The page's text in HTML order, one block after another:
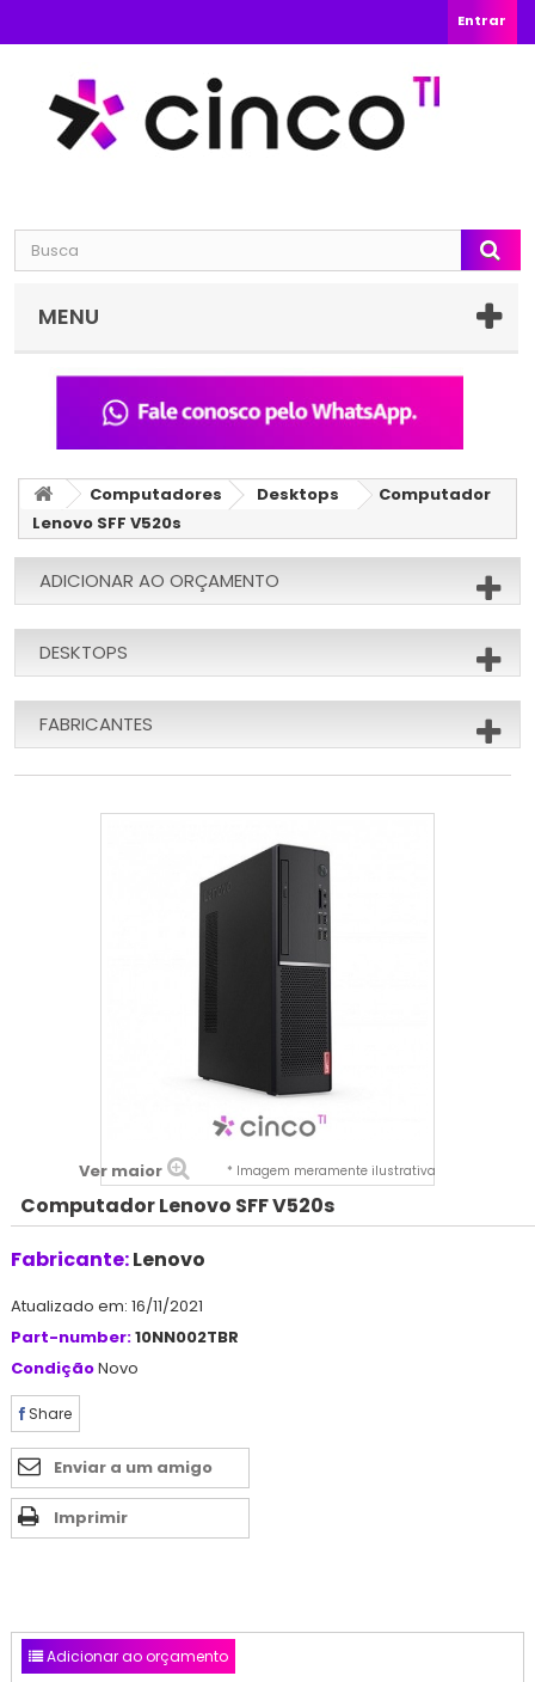
Entrar
MENU
Computadores Desktops
Computador
Lenovo SFF V520s
ADICIONAR AO ORÇAMENTO
DESKTOPS
FABRICANTES
Ver maior * Imagem meramente ilustrativa
Computador Lenovo SFF V520s
Fabricante:Lenovo
Atualizado em: 16/11/2021
Part-number:10NN002TBR
CondiçãoNovo
Share
Enviar a um amigo
Imprimir
Adicionar ao orçamento